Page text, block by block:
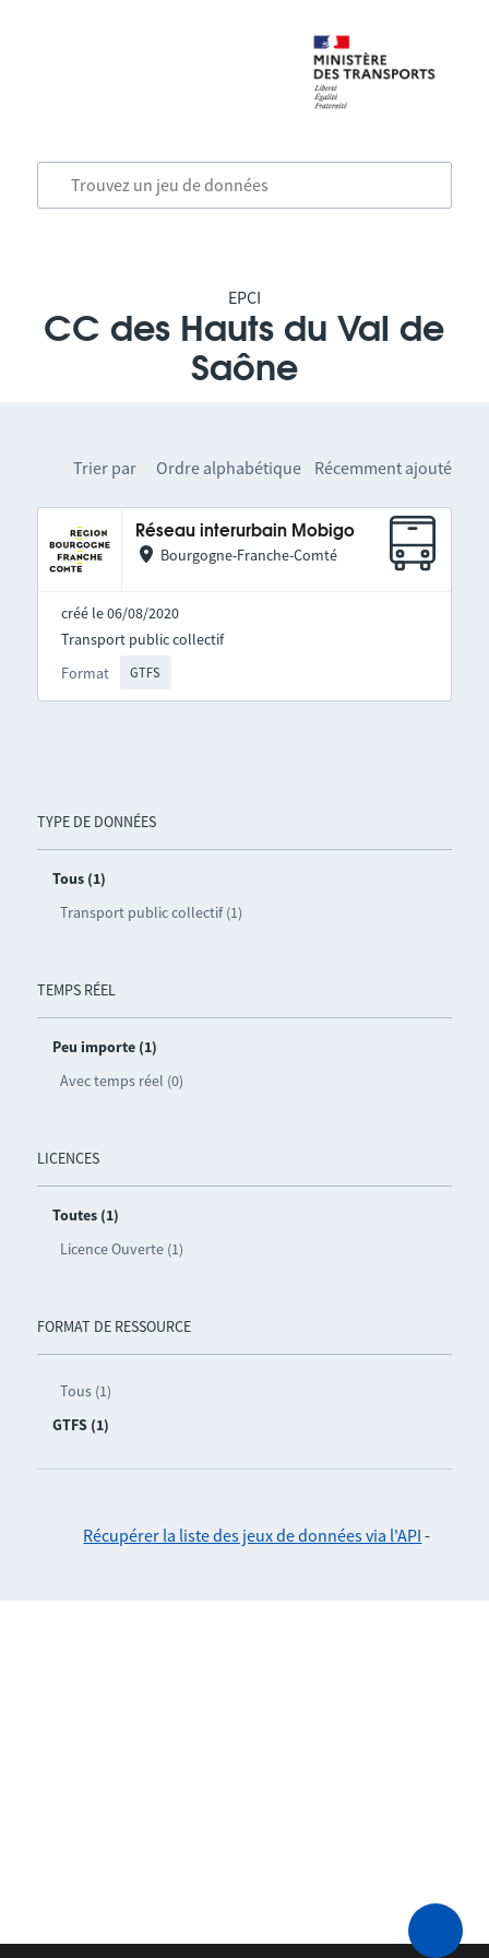
EPCI
CC des Hauts du Val de
Saône
TYPE DE DONNÉES
Tous (1)
Transport public collectif (1)
TEMPS RÉEL
Peu importe (1)
Avec temps réel (0)
LICENCES
Toutes (1)
Licence Ouverte (1)
FORMAT DE RESSOURCE
Tous (1)
GTFS (1)
Trier par Ordre alphabétique Récemment ajouté
Réseau interurbain Mobigo
Bourgogne-Franche-Comté
créé le 06/08/2020
Format GTFS
Transport public collectif
Récupérer la liste des jeux de données via l'API -